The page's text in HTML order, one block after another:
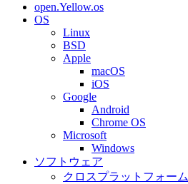
open.Yellow.os
OS
Linux
BSD
Apple
macOS
iOS
Google
Android
Chrome OS
Microsoft
Windows
ソフトウェア
クロスプラットフォーム